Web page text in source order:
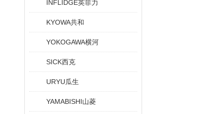
INFLIDGE英菲力
KYOWA共和
YOKOGAWA横河
SICK西克
URYU瓜生
YAMABISHI山菱